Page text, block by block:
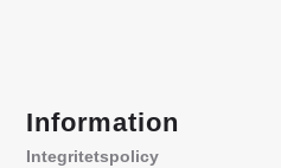
Information
Integritetspolicy